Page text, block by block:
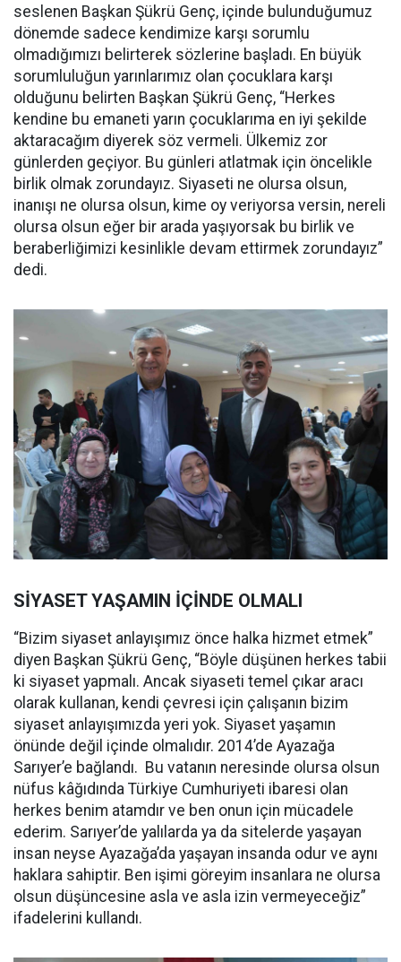
seslenen Başkan Şükrü Genç, içinde bulunduğumuz
dönemde sadece kendimize karşı sorumlu
olmadığımızı belirterek sözlerine başladı. En büyük
sorumluluğun yarınlarımız olan çocuklara karşı
olduğunu belirten Başkan Şükrü Genç, “Herkes
kendine bu emaneti yarın çocuklarıma en iyi şekilde
aktaracağım diyerek söz vermeli. Ülkemiz zor
günlerden geçiyor. Bu günleri atlatmak için öncelikle
birlik olmak zorundayız. Siyaseti ne olursa olsun,
inanışı ne olursa olsun, kime oy veriyorsa versin, nereli
olursa olsun eğer bir arada yaşıyorsak bu birlik ve
beraberliğimizi kesinlikle devam ettirmek zorundayız”
dedi.
SİYASET YAŞAMIN İÇİNDE OLMALI
“Bizim siyaset anlayışımız önce halka hizmet etmek”
diyen Başkan Şükrü Genç, “Böyle düşünen herkes tabii
ki siyaset yapmalı. Ancak siyaseti temel çıkar aracı
olarak kullanan, kendi çevresi için çalışanın bizim
siyaset anlayışımızda yeri yok. Siyaset yaşamın
önünde değil içinde olmalıdır. 2014’de Ayazağa
Sarıyer’e bağlandı. Bu vatanın neresinde olursa olsun
nüfus kâğıdında Türkiye Cumhuriyeti ibaresi olan
herkes benim atamdır ve ben onun için mücadele
ederim. Sarıyer’de yalılarda ya da sitelerde yaşayan
insan neyse Ayazağa’da yaşayan insanda odur ve aynı
haklara sahiptir. Ben işimi göreyim insanlara ne olursa
olsun düşüncesine asla ve asla izin vermeyeceğiz”
ifadelerini kullandı.